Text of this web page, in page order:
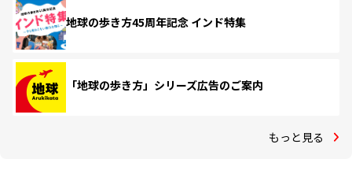
地球の歩き方45周年記念 インド特集
「地球の歩き方」シリーズ広告のご案内
もっと見る